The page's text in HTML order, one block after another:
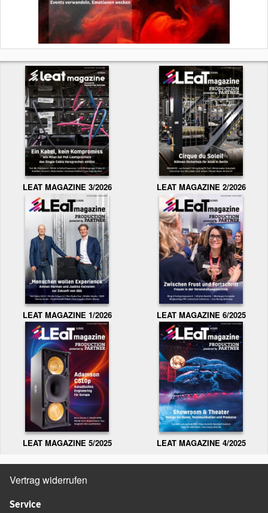
LEAT MAGAZINE 3/2026 LEAT MAGAZINE 2/2026
LEAT MAGAZINE 1/2026 LEAT MAGAZINE 6/2025
LEAT MAGAZINE 5/2025 LEAT MAGAZINE 4/2025
Vertrag widerrufen
Service